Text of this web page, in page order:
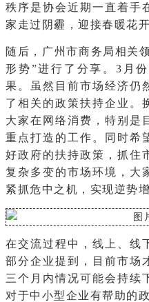
秩序是协会近期一直着手
家走过阴霾，迎接春暖花开
随后，广州市商务局相关
形势”进行了分享。3月
果。虽然目前市场经济仍
了相关的政策扶持企业。
大家在网络消费，特别是
重点打造的工作。同时希
好政府的扶持政策，抓住
复杂多变的市场环境，大
紧抓危中之机，实现逆势增
在交流过程中，线上、线
部分企业提到，目前市场
三个月内情况可能会持续
对于中小型企业有帮助的